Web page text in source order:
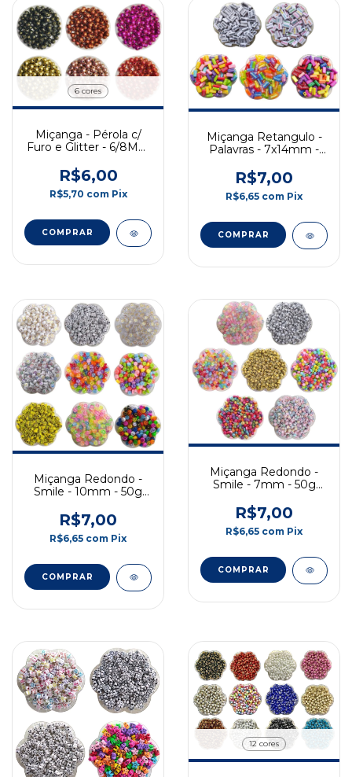
6 cores
Miçanga - Pérola c/
Furo e Glitter - 6/8MM
R$6,00
R$5,70 com Pix
COMPRAR
Miçanga Retangulo -
Palavras - 7x14mm -
R$7,00
R$6,65 com Pix
COMPRAR
Miçanga Redondo -
Smile - 10mm - 50g
R$7,00
R$6,65 com Pix
COMPRAR
Miçanga Redondo -
Smile - 7mm - 50g
R$7,00
R$6,65 com Pix
COMPRAR
12 cores